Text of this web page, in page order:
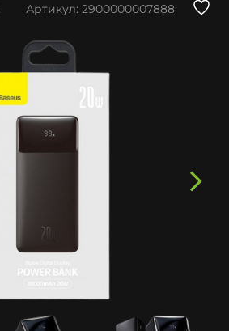
Артикул: 2900000007888